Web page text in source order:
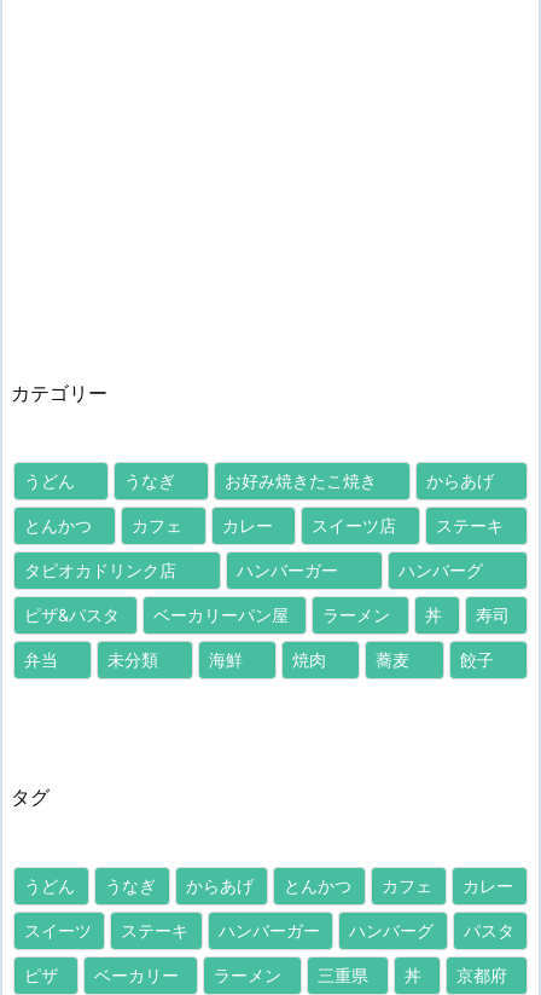
カテゴリー
うどん うなぎ お好み焼きたこ焼き からあげ
とんかつ カフェ カレー スイーツ店 ステーキ
タピオカドリンク店 ハンバーガー ハンバーグ
ピザ&パスタ ベーカリーパン屋 ラーメン 丼 寿司
弁当 未分類 海鮮 焼肉 蕎麦 餃子
タグ
うどん うなぎ からあげ とんかつ カフェ カレー
スイーツ ステーキ ハンバーガー ハンバーグ パスタ
ピザ ベーカリー ラーメン 三重県 丼 京都府